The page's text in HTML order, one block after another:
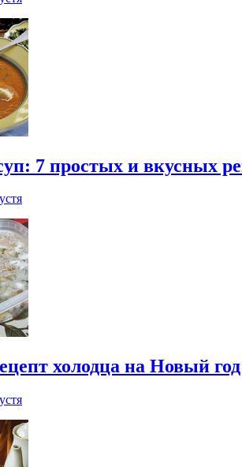
7 простых и вкусных
холодца на Новый